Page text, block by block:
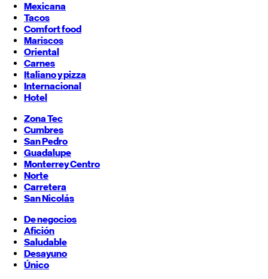
Mexicana
Tacos
Comfort food
Mariscos
Oriental
Carnes
Italiano y pizza
Internacional
Hotel
Zona Tec
Cumbres
San Pedro
Guadalupe
MonterreyCentro
Norte
Carretera
San Nicolás
De negocios
Afición
Saludable
Desayuno
Único